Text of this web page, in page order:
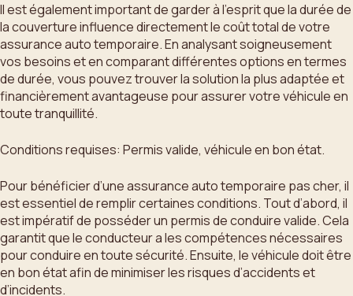
Il est également important de garder à l’esprit que la durée de
la couverture influence directement le coût total de votre
assurance auto temporaire. En analysant soigneusement
vos besoins et en comparant différentes options en termes
de durée, vous pouvez trouver la solution la plus adaptée et
financièrement avantageuse pour assurer votre véhicule en
toute tranquillité.
Conditions requises: Permis valide, véhicule en bon état.
Pour bénéficier d’une assurance auto temporaire pas cher, il
est essentiel de remplir certaines conditions. Tout d’abord, il
est impératif de posséder un permis de conduire valide. Cela
garantit que le conducteur a les compétences nécessaires
pour conduire en toute sécurité. Ensuite, le véhicule doit être
en bon état afin de minimiser les risques d’accidents et
d’incidents.